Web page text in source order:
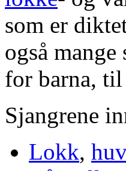
som er
også mange
for barna,
Sjangrene
Lokk,